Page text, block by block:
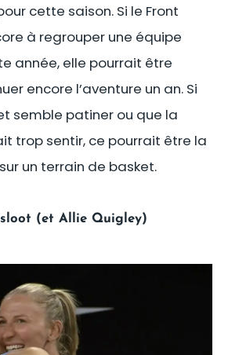
cette saison. Si le Front
à regrouper une équipe
année, elle pourrait être
encore l’aventure un an. Si
semble patiner ou que la
trop sentir, ce pourrait être la
un terrain de basket.
(et Allie Quigley)